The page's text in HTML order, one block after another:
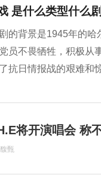
是什么类型什么
的背景是1945年的
员不畏牺牲，积极
抗日情报战的艰难和
将开演唱会 称
甄